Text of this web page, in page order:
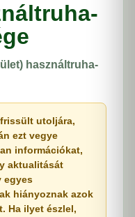
használtruha-
utoljára,
ezt vegye
információkat,
aktualitását
egyes
hiányoznak azok
Ha ilyet észlel,